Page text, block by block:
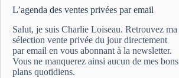
L’agenda des ventes privées par email
Salut, je suis Charlie Loiseau. Retrouvez ma
sélection vente privée du jour directement
par email en vous abonnant à la newsletter.
Vous ne manquerez ainsi aucun de mes bons
plans quotidiens.